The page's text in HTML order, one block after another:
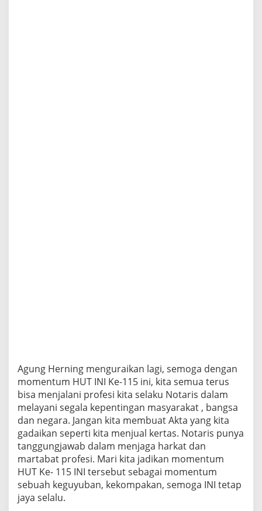
Agung Herning menguraikan lagi, semoga dengan
momentum HUT INI Ke-115 ini, kita semua terus
bisa menjalani profesi kita selaku Notaris dalam
melayani segala kepentingan masyarakat , bangsa
dan negara. Jangan kita membuat Akta yang kita
gadaikan seperti kita menjual kertas. Notaris punya
tanggungjawab dalam menjaga harkat dan
martabat profesi. Mari kita jadikan momentum
HUT Ke- 115 INI tersebut sebagai momentum
sebuah keguyuban, kekompakan, semoga INI tetap
jaya selalu.